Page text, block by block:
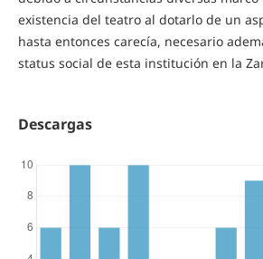
existencia del teatro al dotarlo de un
hasta entonces carecía, necesario
status social de esta institución en la
Descargas